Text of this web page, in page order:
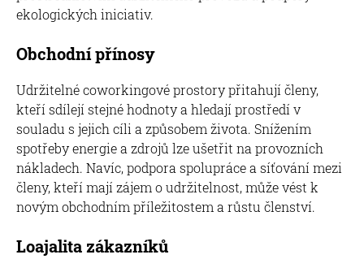
ekologických iniciativ.
Obchodní přínosy
Udržitelné coworkingové prostory přitahují členy,
kteří sdílejí stejné hodnoty a hledají prostředí v
souladu s jejich cíli a způsobem života. Snížením
spotřeby energie a zdrojů lze ušetřit na provozních
nákladech. Navíc, podpora spolupráce a síťování mezi
členy, kteří mají zájem o udržitelnost, může vést k
novým obchodním příležitostem a růstu členství.
Loajalita zákazníků